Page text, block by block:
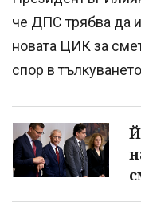
че ДПС трябва да
новата ЦИК за
спор в